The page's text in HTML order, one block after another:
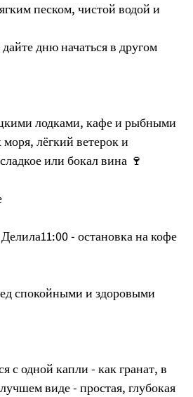
песком, чистой водой и
дню начаться в другом
лодками, кафе и рыбными
лёгкий ветерок и
или бокал вина 🍷
- остановка на кофе
спокойными и здоровыми
с одной капли - как гранат, в
виде - простая, глубокая